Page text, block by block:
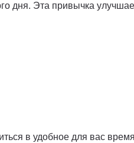
дня. Эта привычка
в удобное для вас